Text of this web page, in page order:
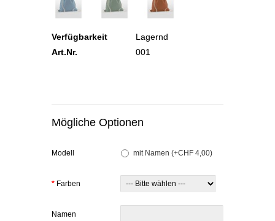
Verfügbarkeit
Lagernd
Art.Nr.
001
Mögliche Optionen
Modell mit Namen (+CHF 4,00)
* Farben
Namen